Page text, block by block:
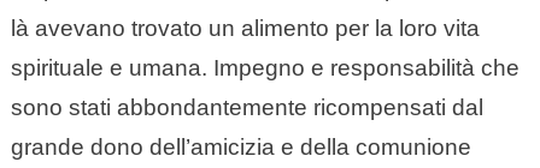
là avevano trovato un alimento per la loro vita
spirituale e umana. Impegno e responsabilità che
sono stati abbondantemente ricompensati dal
grande dono dell’amicizia e della comunione